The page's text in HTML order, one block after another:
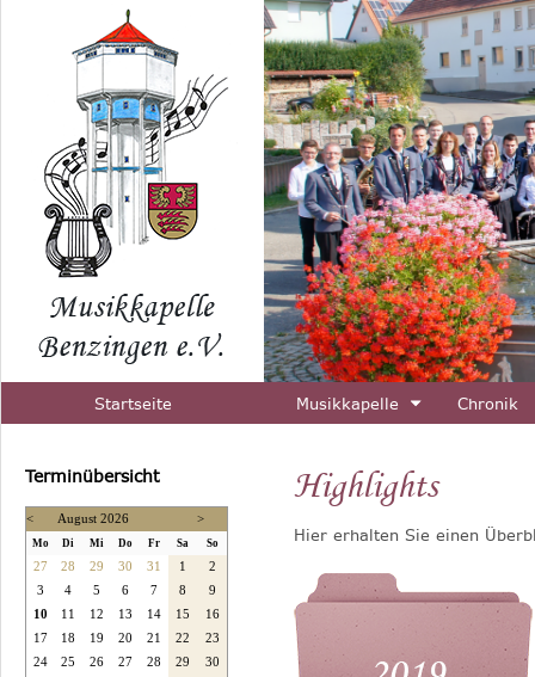
Startseite Musikkapelle Chronik
Terminübersicht
< August 2026 >
Mo Di Mi Do Fr Sa So
27 28 29 30 31 1
2
3
4 5 6 7 8
9
10
11 12 13 14 15
16
17
18 19 20 21 22
23
24
25 26 27 28 29
30
Highlights
Hier erhalten Sie einen